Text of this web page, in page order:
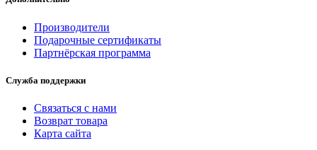
Производители
Подарочные сертификаты
Партнёрская программа
Служба поддержки
Связаться с нами
Возврат товара
Карта сайта